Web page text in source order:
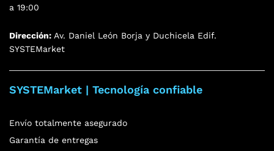
a 19:00
Dirección: Av. Daniel León Borja y Duchicela Edif.
SYSTEMarket
SYSTEMarket | Tecnología confiable
Envío totalmente asegurado
Garantía de entregas